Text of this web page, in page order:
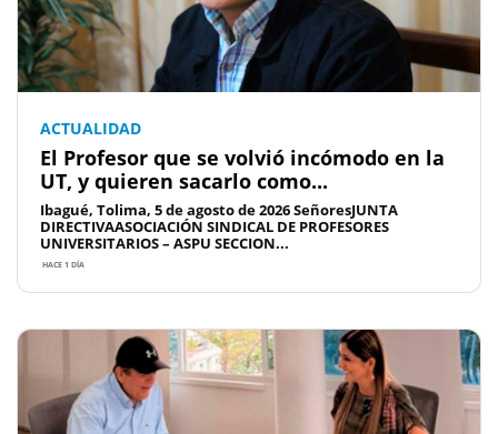
ACTUALIDAD
El Profesor que se volvió incómodo en la
UT, y quieren sacarlo como...
Ibagué, Tolima, 5 de agosto de 2026 SeñoresJUNTA
DIRECTIVAASOCIACIÓN SINDICAL DE PROFESORES
UNIVERSITARIOS – ASPU SECCION...
HACE 1 DÍA